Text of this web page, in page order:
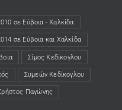
σε Εύβοια - Χαλκίδα
σε Εύβοια και Χαλκίδα
Σίμος Κεδίκογλου
Συμεών Κεδίκογλου
Παγώνης